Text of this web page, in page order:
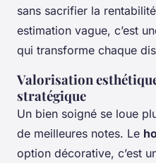
sans sacrifier la
estimation vague, c’est
qui transforme chaque
Valorisation
stratégique
Un bien soigné se loue
de meilleures notes. Le
option décorative, c’est